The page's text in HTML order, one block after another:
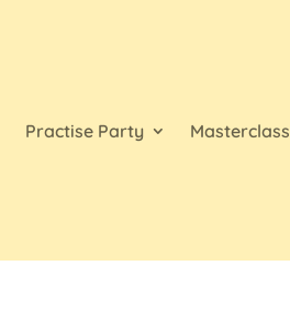
Practise Party Masterclass